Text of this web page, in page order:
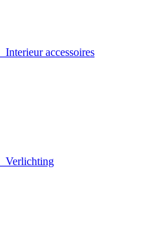
Interieur accessoires
Verlichting